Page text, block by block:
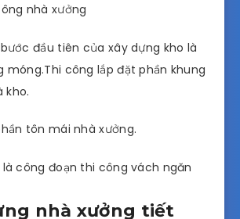
nhà xưởng
đầu tiên của xây dựng kho là
móng.Thi công lắp đặt phần khung
kho.
tôn mái nhà xưởng.
công đoạn thi công vách ngăn
nhà xưởng tiết